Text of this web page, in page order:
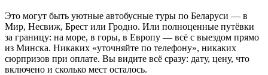
Это могут быть уютные автобусные туры по Беларуси — в
Мир, Несвиж, Брест или Гродно. Или полноценные путёвки
за границу: на море, в горы, в Европу — всё с выездом прямо
из Минска. Никаких «уточняйте по телефону», никаких
сюрпризов при оплате. Вы видите всё сразу: дату, цену, что
включено и сколько мест осталось.